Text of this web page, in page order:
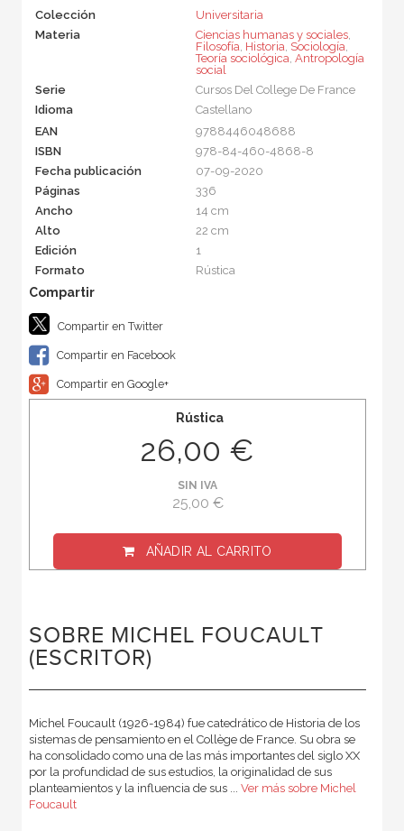
Colección
Universitaria
Materia
Ciencias humanas y sociales,
Filosofía, Historia, Sociología,
Teoría sociológica, Antropología
social
Serie
Cursos Del College De France
Idioma
Castellano
EAN
9788446048688
ISBN
978-84-460-4868-8
Fecha publicación
07-09-2020
Páginas
336
Ancho
14 cm
Alto
22 cm
Edición
1
Formato
Rústica
Compartir en Twitter
Compartir en Facebook
Compartir en Google+
Rústica
26,00 €
SIN IVA
25,00 €
AÑADIR AL CARRITO
SOBRE MICHEL FOUCAULT
(ESCRITOR)
Michel Foucault (1926-1984) fue catedrático de Historia de los
sistemas de pensamiento en el Collège de France. Su obra se
ha consolidado como una de las más importantes del siglo XX
por la profundidad de sus estudios, la originalidad de sus
planteamientos y la influencia de sus ... Ver más sobre Michel
Foucault